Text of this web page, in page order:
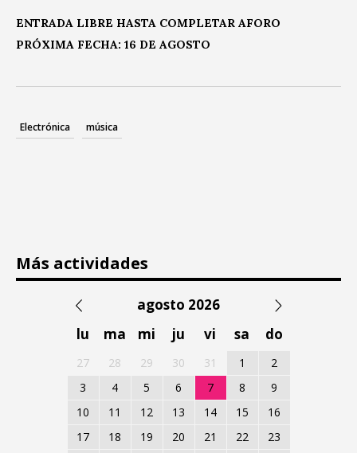
ENTRADA LIBRE HASTA COMPLETAR AFORO
PRÓXIMA FECHA: 16 DE AGOSTO
Electrónica música
Más actividades
agosto 2026
lu
ma mi ju vi sa do
27 28 29 30 31 1
2
3
4 5 6 7 8
9
10
11 12 13 14 15
16
17
18 19 20 21 22
23